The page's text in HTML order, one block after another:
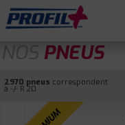
NOS PNEUS
2970 pneus correspondent
à -/- R 20